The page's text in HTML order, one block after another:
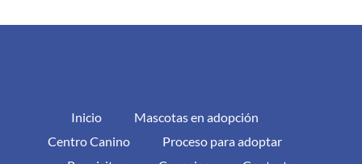
Inicio
Mascotas en adopción
Centro Canino
Proceso para adoptar